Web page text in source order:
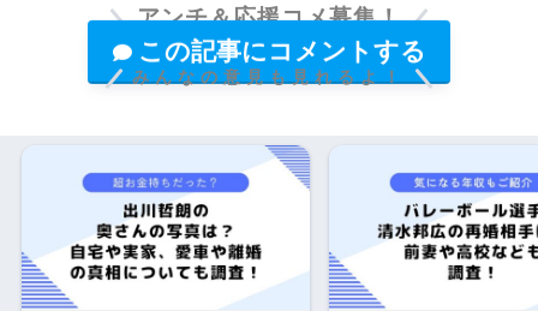
アンチ＆応援コメ募集！
この記事にコメントする
みんなの意見も見れるよ！